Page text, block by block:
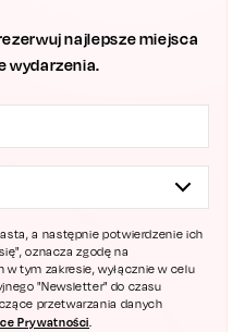
najlepsze miejsca
wydarzenia.
a następnie potwierdzenie ich
oznacza zgodę na
tym zakresie, wyłącznie w celu
"Newsletter" do czasu
przetwarzania danych
Prywatności.